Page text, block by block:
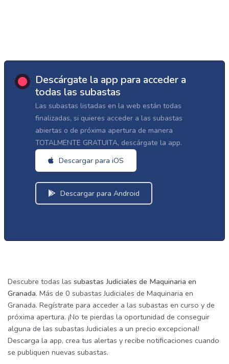
Descárgate la app para acceder a
todas las subastas
Las subastas listadas en la web están todas
finalizadas, si quieres acceder a las subastas
abiertas o de próxima apertura de manera
TOTALMENTE GRATUITA, descárgate la app.
Descargar para iOS
Descargar para Android
Descubre todas las subastas Judiciales de Maquinaria en
Granada. Más de 0 subastas Judiciales de Maquinaria en
Granada. Regístrate para acceder a las subastas en curso y de
próxima apertura. ¡No te pierdas la oportunidad de conseguir
alguna de las subastas Judiciales a un precio excepcional!
Descarga la app, crea tus alertas y recibe notificaciones cuando
se publiquen nuevas subastas.